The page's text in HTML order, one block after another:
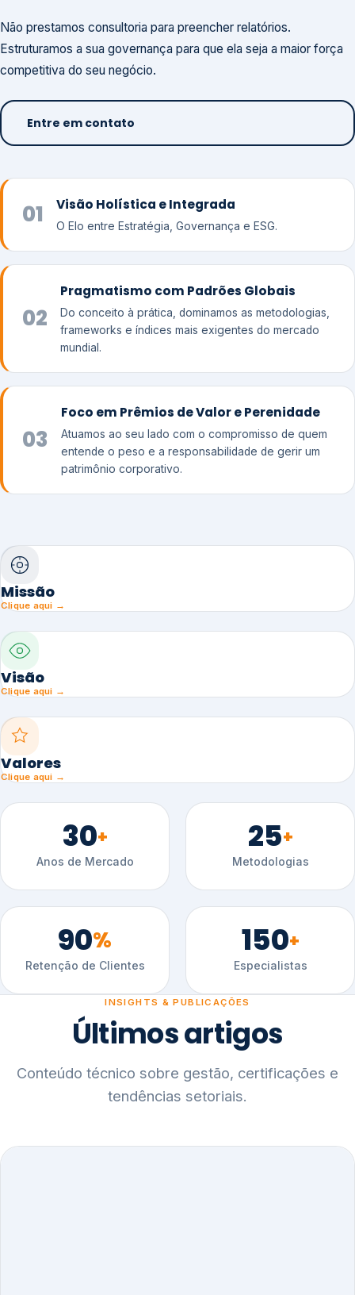
Não prestamos consultoria para preencher relatórios.
Estruturamos a sua governança para que ela seja a maior força
competitiva do seu negócio.
Entre em contato
01 Visão Holística e Integrada
O Elo entre Estratégia, Governança e ESG.
02
Pragmatismo com Padrões Globais
Do conceito à prática, dominamos as metodologias,
frameworks e índices mais exigentes do mercado
mundial.
03
Foco em Prêmios de Valor e Perenidade
Atuamos ao seu lado com o compromisso de quem
entende o peso e a responsabilidade de gerir um
patrimônio corporativo.
Missão
Clique aqui →
Visão
Clique aqui →
Valores
Clique aqui →
30+
Anos de Mercado
25+
Metodologias
90%
Retenção de Clientes
150+
Especialistas
INSIGHTS & PUBLICAÇÕES
Últimos artigos
Conteúdo técnico sobre gestão, certificações e
tendências setoriais.